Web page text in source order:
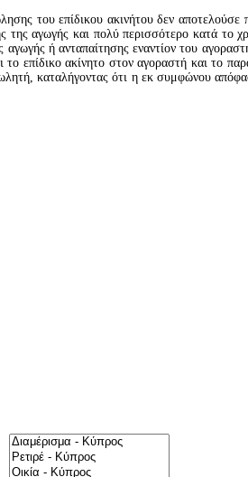
του επίδικου ακινήτου δεν
της αγωγής και πολύ περισσότερο κατά
ή ανταπαίτησης εναντίον του
επίδικο ακίνητο στον αγοραστή και το
καταλήγοντας ότι η εκ συμφώνου